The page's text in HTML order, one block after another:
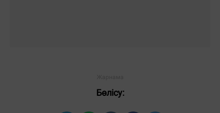
Бөлісу: